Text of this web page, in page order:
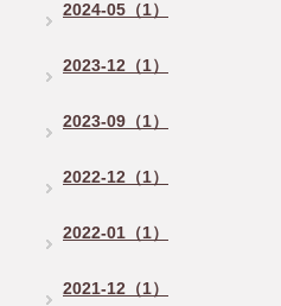
2024-05（1）
2023-12（1）
2023-09（1）
2022-12（1）
2022-01（1）
2021-12（1）